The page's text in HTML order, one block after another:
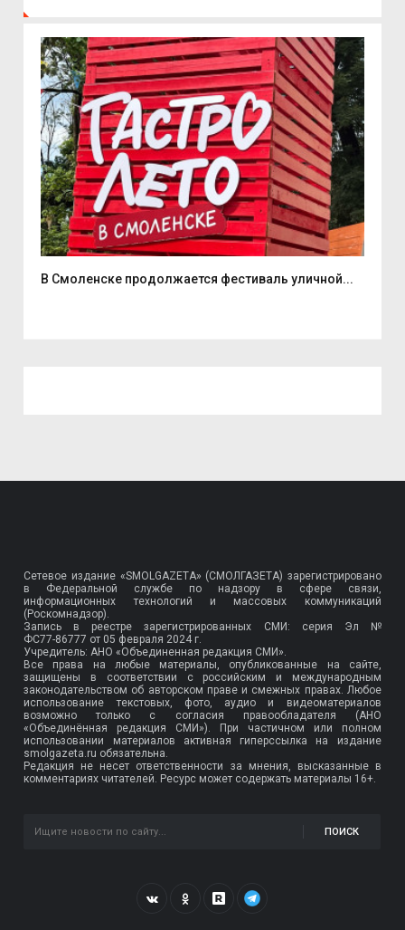
В Смоленске продолжается фестиваль уличной...
Сетевое издание «SMOLGAZETA» (СМОЛГАЗЕТА) зарегистрировано
в Федеральной службе по надзору в сфере связи,
информационных технологий и массовых коммуникаций
(Роскомнадзор).
Запись в реестре зарегистрированных СМИ: серия Эл №
ФС77-86777 от 05 февраля 2024 г.
Учредитель: АНО «Объединенная редакция СМИ».
Все права на любые материалы, опубликованные на сайте,
защищены в соответствии с российским и международным
законодательством об авторском праве и смежных правах. Любое
использование текстовых, фото, аудио и видеоматериалов
возможно только с согласия правообладателя (АНО
«Объединённая редакция СМИ»). При частичном или полном
использовании материалов активная гиперссылка на издание
smolgazeta.ru обязательна.
Редакция не несет ответственности за мнения, высказанные в
комментариях читателей. Ресурс может содержать материалы 16+.
ПОИСК